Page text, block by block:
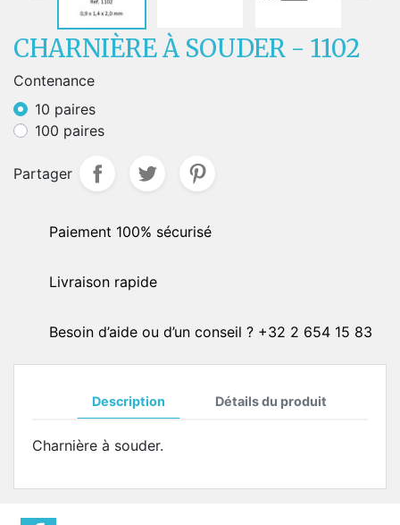
CHARNIÈRE À SOUDER - 1102
Contenance
10 paires
100 paires
Partager
Paiement 100% sécurisé
Livraison rapide
Besoin d’aide ou d’un conseil ? +32 2 654 15 83
Description Détails du produit
Charnière à souder.